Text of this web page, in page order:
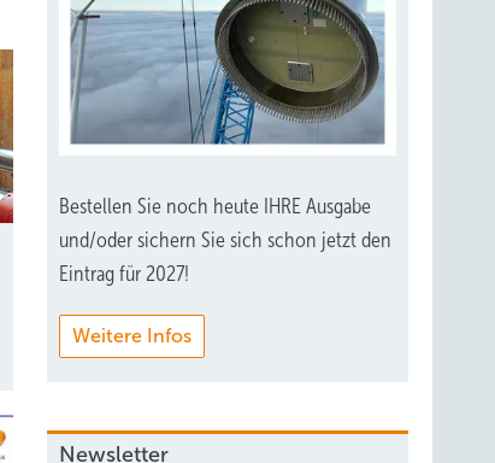
Bestellen Sie noch heute IHRE Ausgabe
und/oder sichern Sie sich schon jetzt den
Eintrag für 2027!
Weitere Infos
Newsletter